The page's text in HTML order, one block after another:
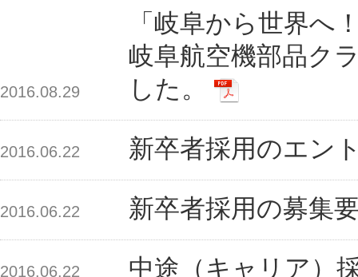
2016.08.29
「岐阜から世界へ
岐阜航空機部品ク
した。
2016.06.22 新卒者採用のエン
2016.06.22 新卒者採用の募集
2016.06.22 中途（キャリア）